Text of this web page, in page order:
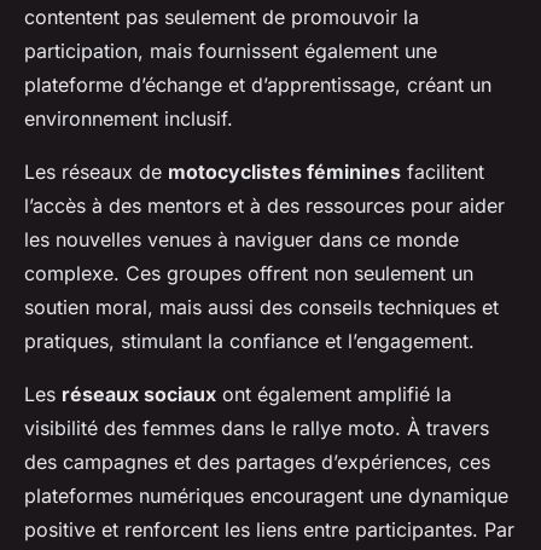
contentent pas seulement de promouvoir la
participation, mais fournissent également une
plateforme d’échange et d’apprentissage, créant un
environnement inclusif.
Les réseaux de motocyclistes féminines facilitent
l’accès à des mentors et à des ressources pour aider
les nouvelles venues à naviguer dans ce monde
complexe. Ces groupes offrent non seulement un
soutien moral, mais aussi des conseils techniques et
pratiques, stimulant la confiance et l’engagement.
Les réseaux sociaux ont également amplifié la
visibilité des femmes dans le rallye moto. À travers
des campagnes et des partages d’expériences, ces
plateformes numériques encouragent une dynamique
positive et renforcent les liens entre participantes. Par